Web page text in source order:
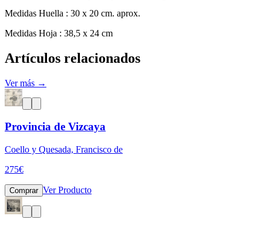
Medidas Huella : 30 x 20 cm. aprox.
Medidas Hoja : 38,5 x 24 cm
Artículos relacionados
Ver más →
Provincia de Vizcaya
Coello y Quesada, Francisco de
275€
Comprar Ver Producto